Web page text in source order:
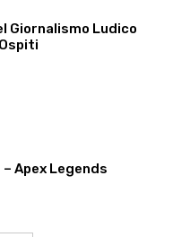
Giornalismo Ludico
Apex Legends